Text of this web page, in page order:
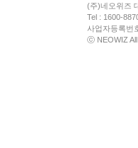
(주)네오위즈
Tel : 1600-
사업자등록번
ⓒ NEOWIZ All